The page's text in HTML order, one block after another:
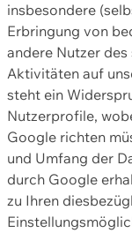
insbesondere
Erbringung von
andere Nutzer
Aktivitäten auf
steht ein
Nutzerprofile,
Google richten
und Umfang der
durch Google
zu Ihren